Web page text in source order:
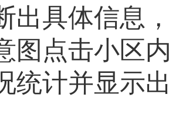
出具体信息
图点击小区
统计并显示